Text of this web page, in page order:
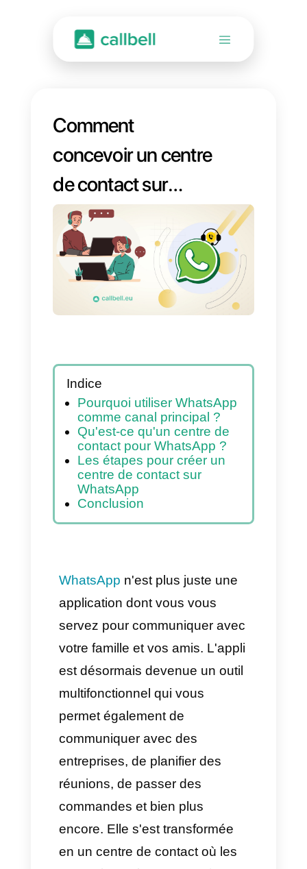
Comment
concevoir un centre
de contact sur
WhatsApp,
intégrant le tableau
réel
Indice
Pourquoi utiliser WhatsApp
comme canal principal ?
Qu'est-ce qu'un centre de
centre de contact sur
WhatsApp
WhatsAppn'est plus juste une
application dont vous vous
servez pour communiquer avec
votre famille et vos amis. L'appli
est désormais devenue un outil
multifonctionnel qui vous